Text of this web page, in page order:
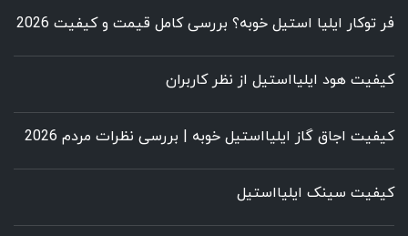
فر توکار ایلیا استیل خوبه؟ بررسی کامل قیمت و کیفیت 2026
کیفیت هود ایلیااستیل از نظر کاربران
کیفیت اجاق گاز ایلیااستیل خوبه | بررسی نظرات مردم 2026
کیفیت سینک ایلیااستیل